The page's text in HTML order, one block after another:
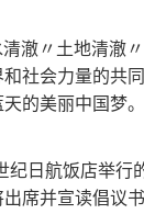
澈〃土地清澈
社会力量的共
的美丽中国梦。
纪日航饭店举行
席并宣读倡议